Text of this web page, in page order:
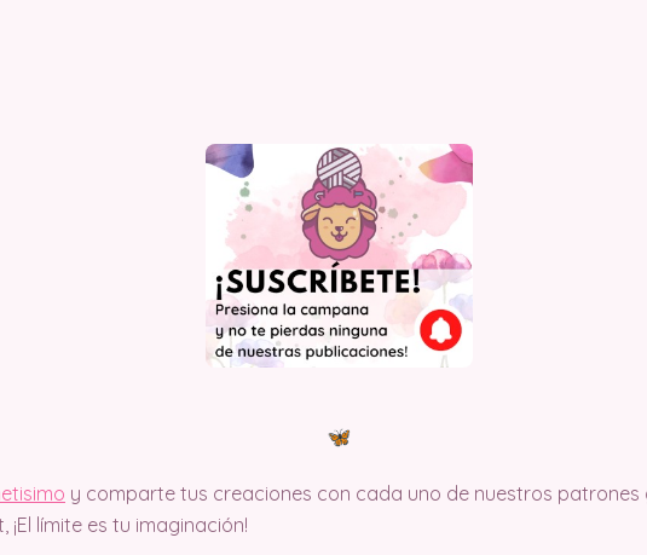
y comparte tus creaciones con cada uno de nuestros patrones
límite es tu imaginación!